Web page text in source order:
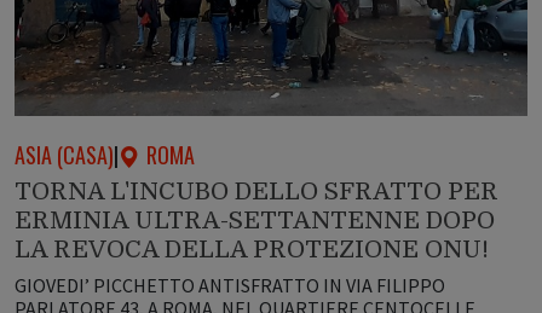
ASIA (CASA)| ROMA
TORNA L'INCUBO DELLO SFRATTO PER
ERMINIA ULTRA-SETTANTENNE DOPO
LA REVOCA DELLA PROTEZIONE ONU!
GIOVEDI’ PICCHETTO ANTISFRATTO IN VIA FILIPPO